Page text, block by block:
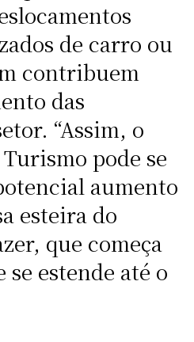
de carro ou
contribuem
das
“Assim, o
pode se
aumento
esteira do
que começa
se estende até o